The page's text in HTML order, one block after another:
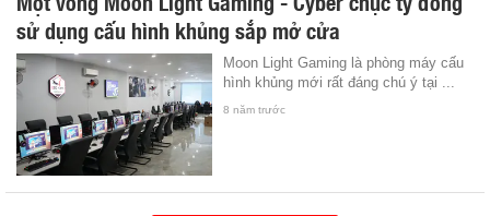
sử dụng cấu hình khủng sắp mở cửa
Moon Light Gaming là phòng máy cấu
hình khủng mới rất đáng chú ý tại ...
8 năm trước